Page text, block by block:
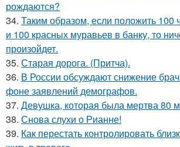
рождаются?
34. Таким образом, если положить 100
и 100 красных муравьев в банку, то
произойдет.
35. Старая дорога. (Притча).
36. В России обсуждают снижение
фоне заявлений демографов.
37. Девушка, которая была мертва 80
38. Снова слухи о Рианне!
39. Как перестать контролировать